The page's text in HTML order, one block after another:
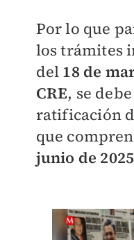
Por lo que
los trámites
del 18 de
CRE, se
ratificación
que
junio de 2025